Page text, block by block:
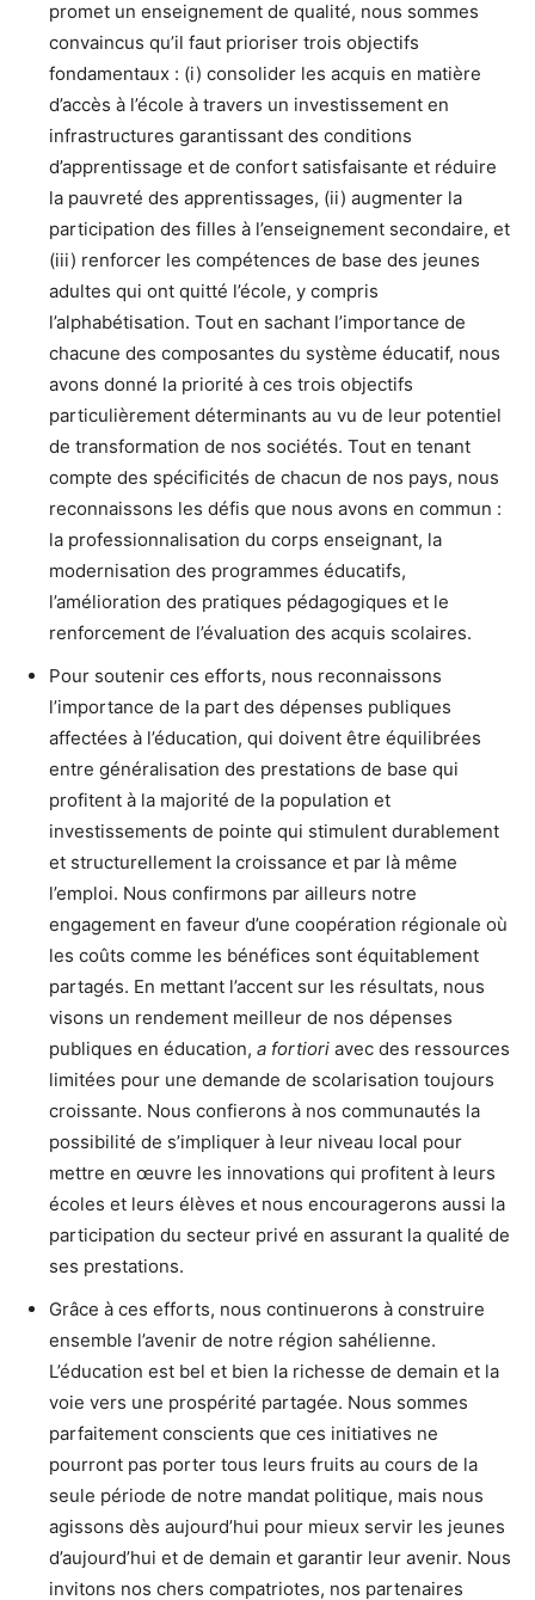
promet un enseignement de qualité, nous sommes
convaincus qu’il faut prioriser trois objectifs
fondamentaux : (i) consolider les acquis en matière
d’accès à l’école à travers un investissement en
infrastructures garantissant des conditions
d’apprentissage et de confort satisfaisante et réduire
la pauvreté des apprentissages, (ii) augmenter la
participation des filles à l’enseignement secondaire, et
(iii) renforcer les compétences de base des jeunes
adultes qui ont quitté l’école, y compris
l’alphabétisation. Tout en sachant l’importance de
chacune des composantes du système éducatif, nous
avons donné la priorité à ces trois objectifs
particulièrement déterminants au vu de leur potentiel
de transformation de nos sociétés. Tout en tenant
compte des spécificités de chacun de nos pays, nous
reconnaissons les défis que nous avons en commun :
la professionnalisation du corps enseignant, la
modernisation des programmes éducatifs,
l’amélioration des pratiques pédagogiques et le
renforcement de l’évaluation des acquis scolaires.
Pour soutenir ces efforts, nous reconnaissons
l’importance de la part des dépenses publiques
affectées à l’éducation, qui doivent être équilibrées
entre généralisation des prestations de base qui
profitent à la majorité de la population et
investissements de pointe qui stimulent durablement
et structurellement la croissance et par là même
l’emploi. Nous confirmons par ailleurs notre
engagement en faveur d’une coopération régionale où
les coûts comme les bénéfices sont équitablement
partagés. En mettant l’accent sur les résultats, nous
visons un rendement meilleur de nos dépenses
publiques en éducation, a fortiori avec des ressources
limitées pour une demande de scolarisation toujours
croissante. Nous confierons à nos communautés la
possibilité de s’impliquer à leur niveau local pour
mettre en œuvre les innovations qui profitent à leurs
écoles et leurs élèves et nous encouragerons aussi la
participation du secteur privé en assurant la qualité de
ses prestations.
Grâce à ces efforts, nous continuerons à construire
ensemble l’avenir de notre région sahélienne.
L’éducation est bel et bien la richesse de demain et la
voie vers une prospérité partagée. Nous sommes
parfaitement conscients que ces initiatives ne
pourront pas porter tous leurs fruits au cours de la
seule période de notre mandat politique, mais nous
agissons dès aujourd’hui pour mieux servir les jeunes
d’aujourd’hui et de demain et garantir leur avenir. Nous
invitons nos chers compatriotes, nos partenaires